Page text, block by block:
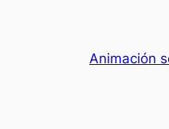
Animación